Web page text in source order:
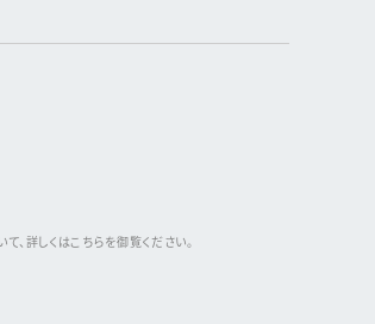
詳しくはこちらを御覧ください。